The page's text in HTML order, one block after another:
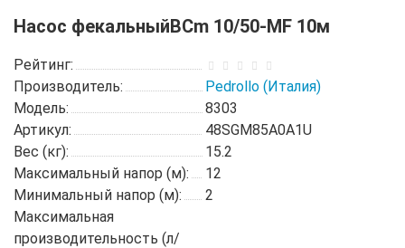
Насос фекальныйBCm 10/50-MF 10м
Рейтинг:
Производитель:
Pedrollo (Италия)
Модель:
8303
Артикул:
48SGM85A0A1U
Вес (кг):
15.2
Максимальный напор (м):
12
Минимальный напор (м):
2
Максимальная
производительность (л/